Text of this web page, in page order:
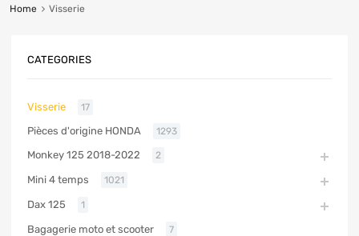
Home Visserie
CATEGORIES
Visserie 17
Pièces d'origine HONDA 1293
Monkey 125 2018-2022 2
Mini 4 temps 1021
Dax 125 1
Bagagerie moto et scooter 7